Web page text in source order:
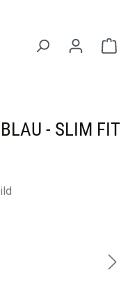
- SLIM FIT